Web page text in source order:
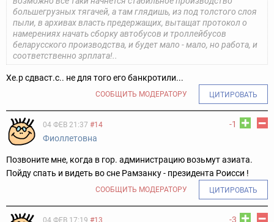
большегрузных тягачей, а там глядишь, из под толстого слоя
пыли, в архивах власть предержащих, вытащат протокол о
намерениях начать сборку автобусов и троллейбусов
беларусского производства, и будет мало - мало, но работа, и
соответственно зрплата!..
Хе.р сдваст.с.. не для того его банкротили...
СООБЩИТЬ МОДЕРАТОРУ ЦИТИРОВАТЬ
-1
04 ФЕВ 21:37 #14
Фиоллетовна
Позвоните мне, когда в гор. администрацию возьмут азиата.
Пойду спать и видеть во сне Рамзанку - президента Роисси !
СООБЩИТЬ МОДЕРАТОРУ ЦИТИРОВАТЬ
-3
04 ФЕВ 17:19 #13